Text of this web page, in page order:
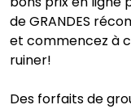
de GRANDES
et commencez à
ruiner!
Des forfaits de